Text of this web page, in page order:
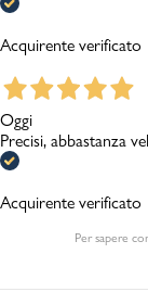
Acquirente verificato
Oggi
Precisi, abbastanza
Acquirente verificato
Per sapere